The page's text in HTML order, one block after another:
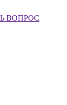
ВОПРОС